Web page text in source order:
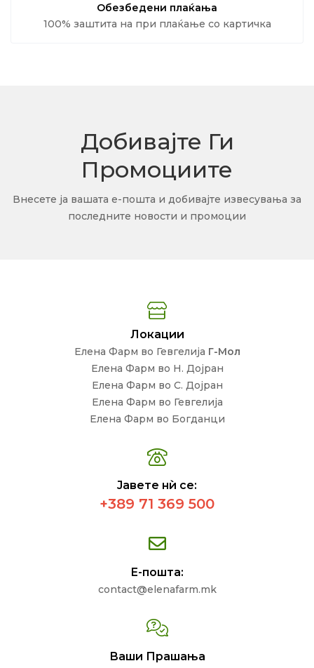
Обезбедени плаќања
100% заштита на при плаќање со картичка
Добивајте Ги
Промоциите
Внесете ја вашата е-пошта и добивајте извесувања за
последните новости и промоции
Локации
Елена Фарм во Гевгелија Г-Мол
Елена Фарм во Н. Дојран
Елена Фарм во С. Дојран
Елена Фарм во Гевгелија
Елена Фарм во Богданци
Јавете нѝ се:
+389 71 369 500
Е-пошта:
contact@elenafarm.mk
Ваши Прашања